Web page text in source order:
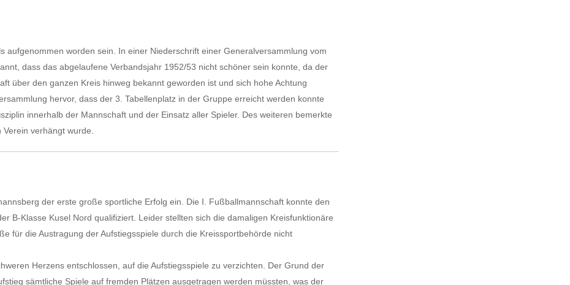
worden sein. In einer Niederschrift einer Generalversammlung vom
dass das abgelaufene Verbandsjahr 1952/53 nicht schöner sein konnte, da der
über den ganzen Kreis hinweg bekannt geworden ist und sich hohe Achtung
hervor, dass der 3. Tabellenplatz in der Gruppe erreicht werden konnte
innerhalb der Mannschaft und der Einsatz aller Spieler. Des weiteren bemerkte
verhängt wurde.
der erste große sportliche Erfolg ein. Die I. Fußballmannschaft konnte den
B-Klasse Kusel Nord qualifiziert. Leider stellten sich die damaligen Kreisfunktionäre
für die Austragung der Aufstiegsspiele durch die Kreissportbehörde nicht
Herzens entschlossen, auf die Aufstiegsspiele zu verzichten. Der Grund der
sämtliche Spiele auf fremden Plätzen ausgetragen werden müssten, was der